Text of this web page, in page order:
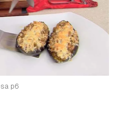
p6